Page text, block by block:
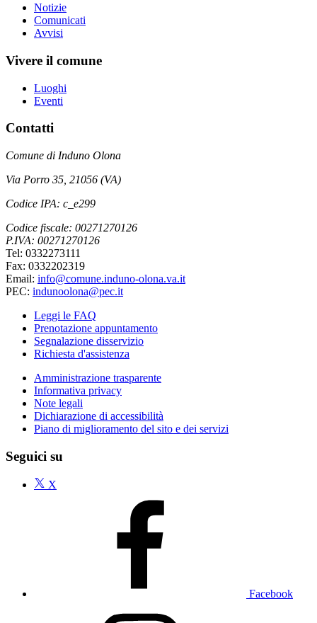
Notizie
Comunicati
Avvisi
Vivere il comune
Luoghi
Eventi
Contatti
Comune di Induno Olona
Via Porro 35, 21056 (VA)
Codice IPA: c_e299
Codice fiscale: 00271270126
P.IVA: 00271270126
Tel: 0332273111
Fax: 0332202319
Email: info@comune.induno-olona.va.it
PEC: indunoolona@pec.it
Leggi le FAQ
Prenotazione appuntamento
Segnalazione disservizio
Richiesta d'assistenza
Amministrazione trasparente
Informativa privacy
Note legali
Dichiarazione di accessibilità
Piano di miglioramento del sito e dei servizi
Seguici su
X
Facebook